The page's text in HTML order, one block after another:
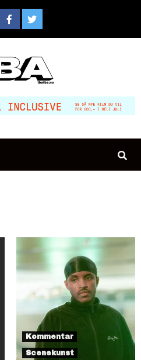
Facebook
Twitter
Kommentar
Scenekunst